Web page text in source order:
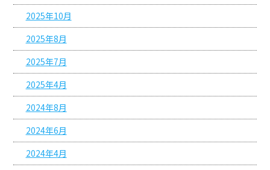
2025年10月
2025年8月
2025年7月
2025年4月
2024年8月
2024年6月
2024年4月